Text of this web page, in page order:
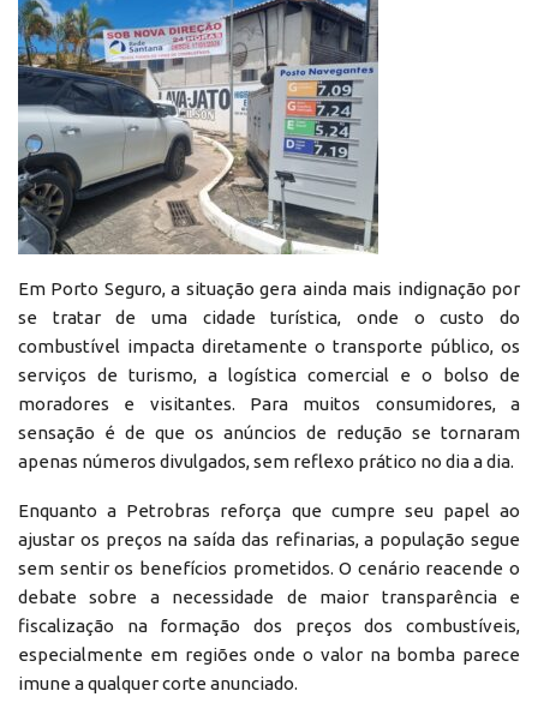
Em Porto Seguro, a situação gera ainda mais indignação por
se tratar de uma cidade turística, onde o custo do
combustível impacta diretamente o transporte público, os
serviços de turismo, a logística comercial e o bolso de
moradores e visitantes. Para muitos consumidores, a
sensação é de que os anúncios de redução se tornaram
apenas números divulgados, sem reflexo prático no dia a dia.
Enquanto a Petrobras reforça que cumpre seu papel ao
ajustar os preços na saída das refinarias, a população segue
sem sentir os benefícios prometidos. O cenário reacende o
debate sobre a necessidade de maior transparência e
fiscalização na formação dos preços dos combustíveis,
especialmente em regiões onde o valor na bomba parece
imune a qualquer corte anunciado.